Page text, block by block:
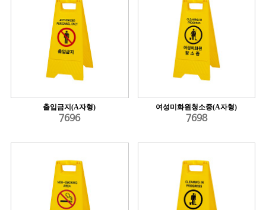
출입금지(A자형)
7696
여성미화원청소중(A자형)
7698